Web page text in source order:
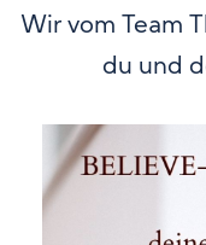
Wir vom Team
du und